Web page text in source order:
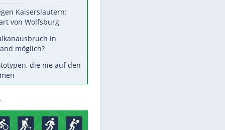
Aus drei mach viele: Türkei will
neuen Militärpakt erweitern
bei ALDI, Lidl & Co.
heute unvergessen
Woran man Menschen mit
niedrigem EQ erkennt